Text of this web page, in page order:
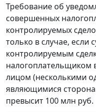
Требование об
совершенных
контролируемых
только в случае, если
контролируемым
налогоплательщиком
лицом (несколькими
являющимися
превысит 100 млн руб.